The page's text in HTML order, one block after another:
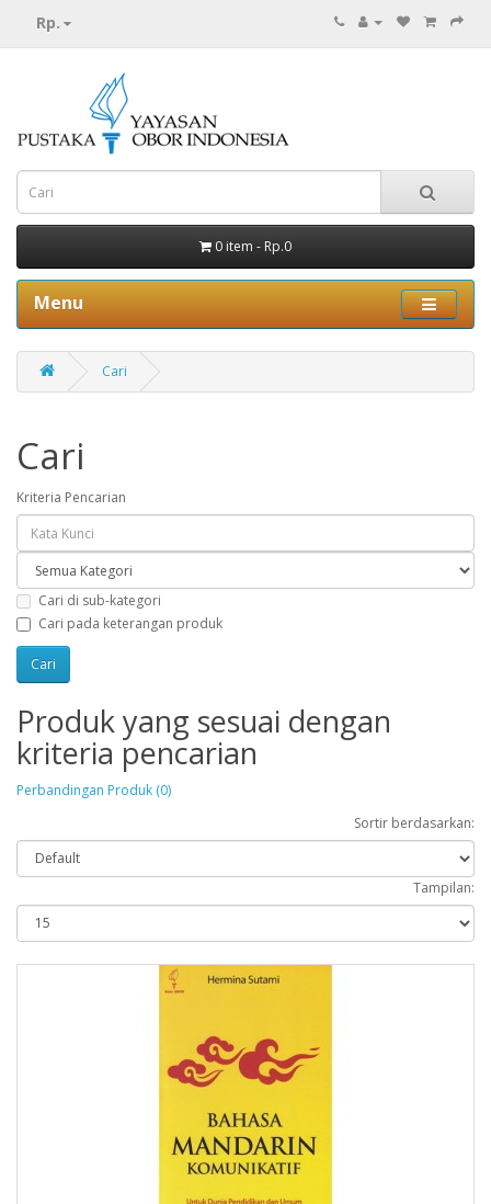
Rp.
0 item - Rp.0
Menu
Cari
Cari
Kriteria Pencarian
Cari di sub-kategori
Cari pada keterangan produk
Produk yang sesuai dengan
kriteria pencarian
Perbandingan Produk (0)
Sortir berdasarkan:
Tampilan: